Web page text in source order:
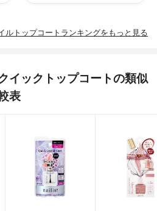
ルトップコートランキングをもっと見る
イックトップコートの類似
表